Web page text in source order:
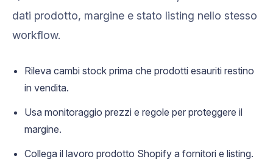
dati prodotto, margine e stato listing nello stesso
workflow.
Rileva cambi stock prima che prodotti esauriti restino
in vendita.
Usa monitoraggio prezzi e regole per proteggere il
margine.
Collega il lavoro prodotto Shopify a fornitori e listing.